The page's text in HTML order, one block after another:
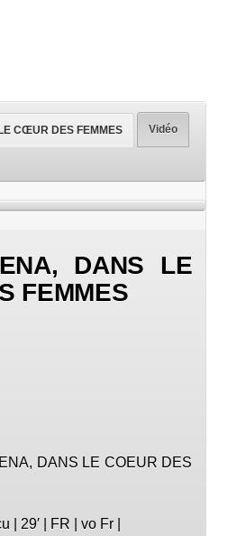
CŒUR DES FEMMES Vidéo
DANS LE
FEMMES
DANS LE COEUR DES
| 29′ | FR | vo Fr |